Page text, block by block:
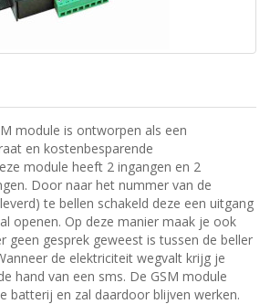
module is ontworpen als een
en kostenbesparende
module heeft 2 ingangen en 2
Door naar het nummer van de
te bellen schakeld deze een uitgang
openen. Op deze manier maak je ook
geen gesprek geweest is tussen de beller
de elektriciteit wegvalt krijg je
hand van een sms. De GSM module
batterij en zal daardoor blijven werken.